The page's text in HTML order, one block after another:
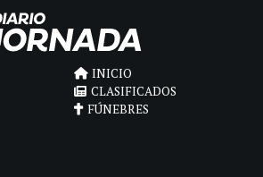
INICIO
CLASIFICADOS
FÚNEBRES